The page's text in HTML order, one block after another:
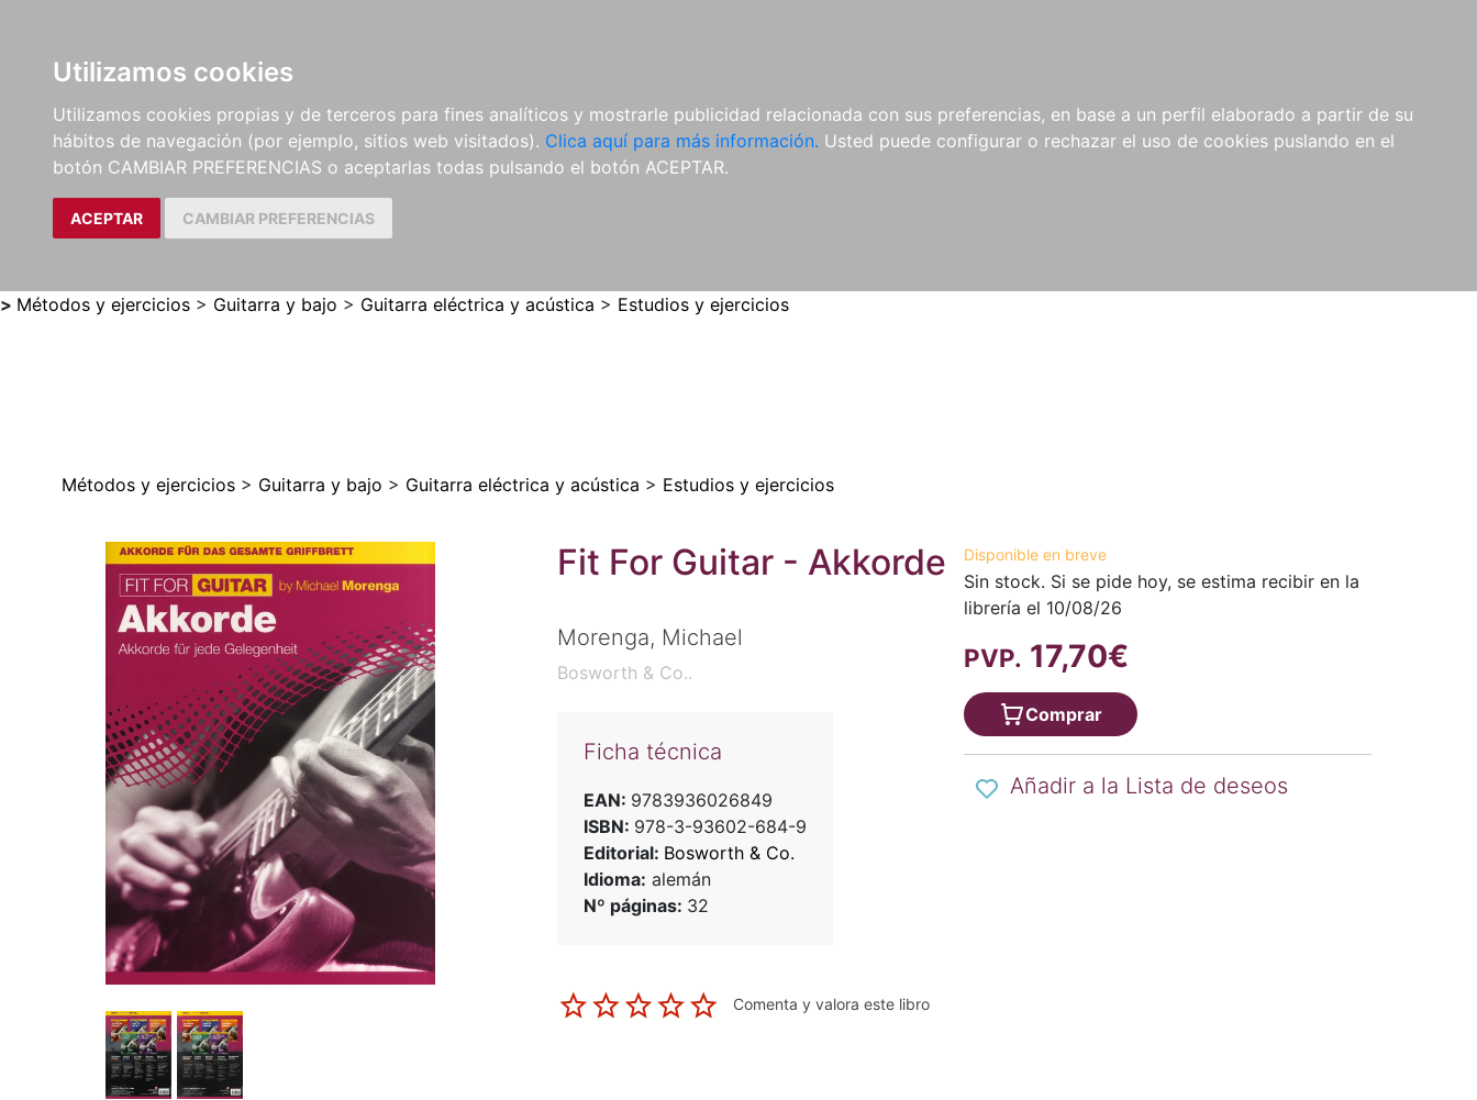
Utilizamos cookies
Utilizamos cookies propias y de terceros para fines analíticos y mostrarle publicidad relacionada con sus preferencias, en base a un perfil elaborado a partir de su
hábitos de navegación (por ejemplo, sitios web visitados). Clica aquí para más información. Usted puede configurar o rechazar el uso de cookies puslando en el
botón CAMBIAR PREFERENCIAS o aceptarlas todas pulsando el botón ACEPTAR.
ACEPTAR CAMBIAR PREFERENCIAS
LIBROS
MÉTODOS Y
EJERCICIOS
PARTITURAS Y EDICIONES
CRÍTICAS
REVISTAS
CDS Y
DVDS
MATERIAL
COMPLEMENTARIO
NOVEDADES NOTICIAS
COMPRAS
INSTITUCIONALES
> Métodos y ejercicios > Guitarra y bajo > Guitarra eléctrica y acústica > Estudios y ejercicios
Métodos y ejercicios > Guitarra y bajo > Guitarra eléctrica y acústica > Estudios y ejercicios
Fit For Guitar - Akkorde
Morenga, Michael
Bosworth & Co..
Ficha técnica
EAN: 9783936026849
ISBN: 978-3-93602-684-9
Editorial: Bosworth & Co.
Idioma: alemán
Nº páginas: 32
Comenta y valora este libro
Disponible en breve
Sin stock. Si se pide hoy, se estima recibir en la
librería el 10/08/26
PVP. 17,70€
Comprar
Añadir a la Lista de deseos